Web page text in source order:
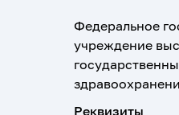
Федеральное
учреждение
Реквизиты